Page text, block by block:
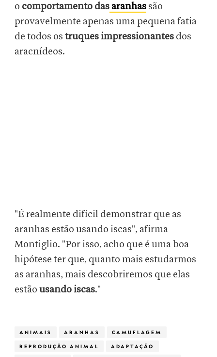
o comportamento das aranhas são
provavelmente apenas uma pequena fatia
de todos os truques impressionantes dos
aracnídeos.
"É realmente difícil demonstrar que as
aranhas estão usando iscas", afirma
Montiglio. "Por isso, acho que é uma boa
hipótese ter que, quanto mais estudarmos
as aranhas, mais descobriremos que elas
estão usando iscas."
ANIMAIS ARANHAS CAMUFLAGEM
REPRODUÇÃO ANIMAL ADAPTAÇÃO